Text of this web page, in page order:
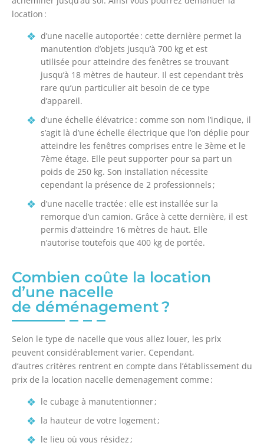
location :
d’une nacelle autoportée : cette dernière permet la
manutention d’objets jusqu’à 700 kg et est
utilisée pour atteindre des fenêtres se trouvant
jusqu’à 18 mètres de hauteur. Il est cependant très
rare qu’un particulier ait besoin de ce type
d’appareil.
d’une échelle élévatrice : comme son nom l’indique, il
s’agit là d’une échelle électrique que l’on déplie pour
atteindre les fenêtres comprises entre le 3ème et le
7ème étage. Elle peut supporter pour sa part un
poids de 250 kg. Son installation nécessite
cependant la présence de 2 professionnels ;
d’une nacelle tractée : elle est installée sur la
remorque d’un camion. Grâce à cette dernière, il est
permis d’atteindre 16 mètres de haut. Elle
n’autorise toutefois que 400 kg de portée.
Combien coûte la location
d’une nacelle
de déménagement ?
Selon le type de nacelle que vous allez louer, les prix
peuvent considérablement varier. Cependant,
d’autres critères rentrent en compte dans l’établissement du
prix de la location nacelle demenagement comme :
le cubage à manutentionner ;
la hauteur de votre logement ;
le lieu où vous résidez ;